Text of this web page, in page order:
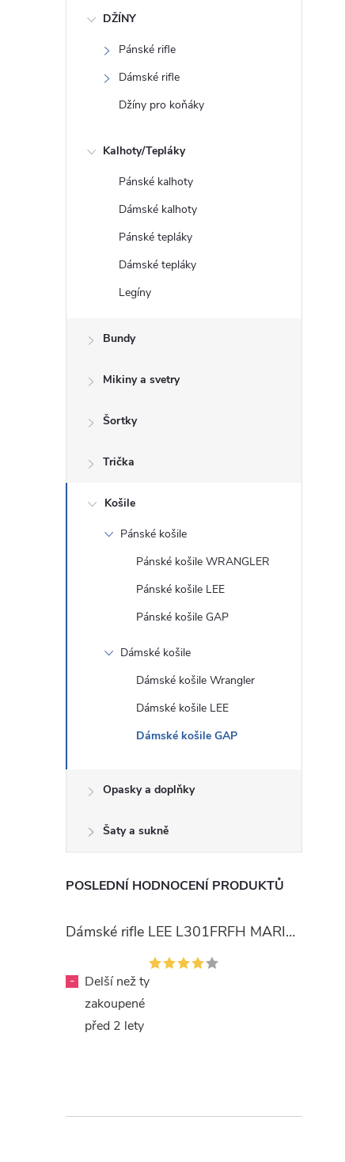
DŽÍNY
Pánské rifle
Dámské rifle
Džíny pro koňáky
Kalhoty/Tepláky
Pánské kalhoty
Dámské kalhoty
Pánské tepláky
Dámské tepláky
Legíny
Bundy
Mikiny a svetry
Šortky
Trička
Košile
Pánské košile
Pánské košile WRANGLER
Pánské košile LEE
Pánské košile GAP
Dámské košile
Dámské košile Wrangler
Dámské košile LEE
Dámské košile GAP
Opasky a doplňky
Šaty a sukně
POSLEDNÍ HODNOCENÍ PRODUKTŮ
Dámské rifle LEE L301FRFH MARION STRAIGHT RINSE
-
Delší než ty
zakoupené
před 2 lety